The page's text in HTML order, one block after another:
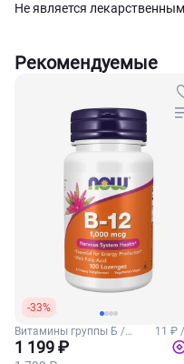
Не является
Рекомендуемые
-33%
Витамины группы Б /
Витамин Б12
11 ₽
1 199 ₽